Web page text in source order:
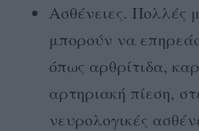
Ασθένειες. Πολλές
μπορούν να
όπως αρθρίτιδα,
αρτηριακή πίεση,
νευρολογικές